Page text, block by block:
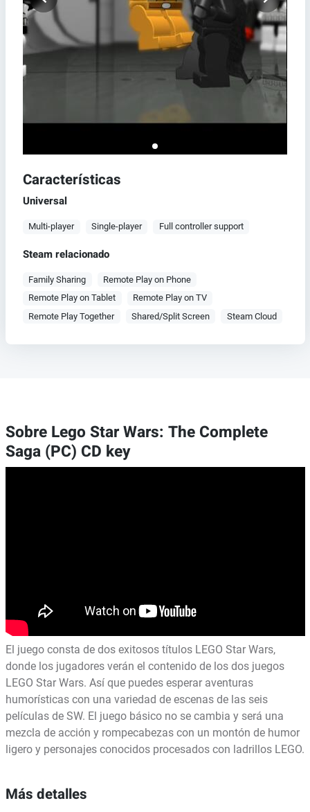
Características
Universal
Multi-player Single-player Full controller support
Steam relacionado
Family Sharing
Remote Play on Phone
Remote Play on Tablet
Remote Play on TV
Remote Play Together
Shared/Split Screen Steam Cloud
Sobre Lego Star Wars: The Complete
Saga (PC) CD key
El juego consta de dos exitosos títulos LEGO Star Wars,
donde los jugadores verán el contenido de los dos juegos
LEGO Star Wars. Así que puedes esperar aventuras
humorísticas con una variedad de escenas de las seis
películas de SW. El juego básico no se cambia y será una
mezcla de acción y rompecabezas con un montón de humor
ligero y personajes conocidos procesados ​​con ladrillos LEGO.
Más detalles